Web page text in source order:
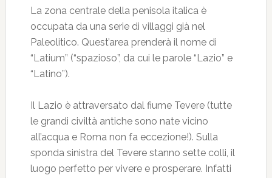
La zona centrale della penisola italica è
occupata da una serie di villaggi già nel
Paleolitico. Quest’area prenderà il nome di
“Latium” (“spazioso”, da cui le parole “Lazio” e
“Latino”).
Il Lazio è attraversato dal fiume Tevere (tutte
le grandi civiltà antiche sono nate vicino
all’acqua e Roma non fa eccezione!). Sulla
sponda sinistra del Tevere stanno sette colli, il
luogo perfetto per vivere e prosperare. Infatti